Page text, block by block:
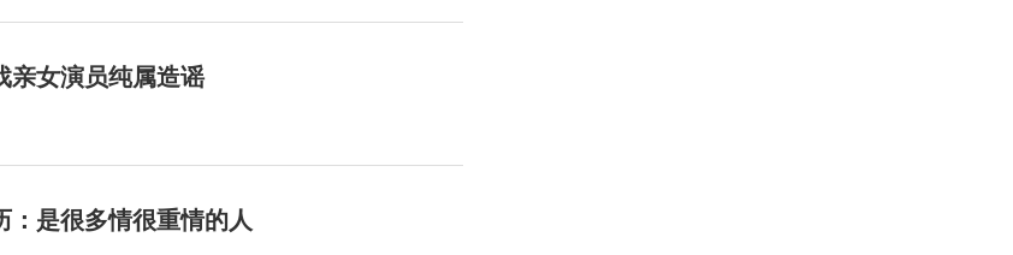
亲女演员纯属造谣
是很多情很重情的人